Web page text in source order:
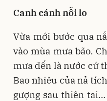
Canh cánh nỗi lo
Vừa mới bước qua
vào mùa mưa bão.
mưa đến là nước cứ
Bao nhiêu của nả
gượng sau thiên